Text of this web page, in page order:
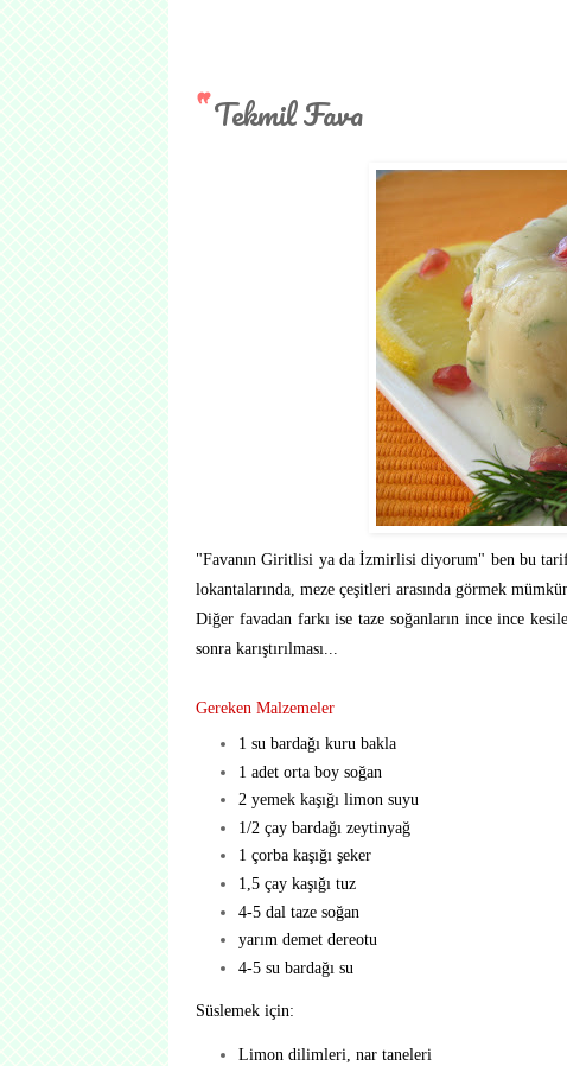
Tekmil Fava
"Favanın Giritlisi ya da İzmirlisi diyorum" ben bu
lokantalarında, meze çeşitleri arasında görmek
Diğer favadan farkı ise taze soğanların ince ince
sonra karıştırılması...
Gereken Malzemeler
1 su bardağı kuru bakla
1 adet orta boy soğan
2 yemek kaşığı limon suyu
1/2 çay bardağı zeytinyağ
1 çorba kaşığı şeker
1,5 çay kaşığı tuz
4-5 dal taze soğan
yarım demet dereotu
4-5 su bardağı su
Süslemek için:
Limon dilimleri, nar taneleri